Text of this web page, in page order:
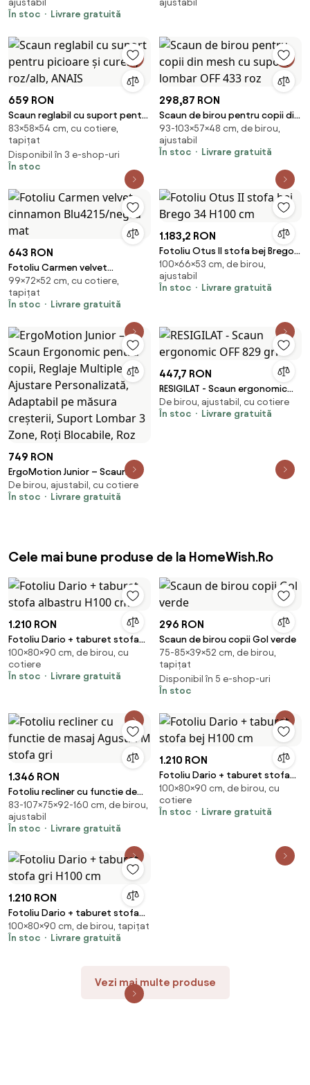
ajustabil
În stoc
Livrare gratuită
ajustabil
659 RON
Scaun reglabil cu suport pentru
picioare şi curele, roz/alb, ANAIS
83×58×54 cm, cu cotiere,
tapițat
Disponibil în 3 e-shop-uri
În stoc
298,87 RON
Scaun de birou pentru copii din
mesh cu suport lombar OFF 433
roz
93-103×57×48 cm, de birou,
ajustabil
În stoc
Livrare gratuită
643 RON
Fotoliu Carmen velvet
cinnamon Blu4215/negru mat
99×72×52 cm, cu cotiere,
tapițat
În stoc
Livrare gratuită
1.183,2 RON
Fotoliu Otus II stofa bej Brego
34 H100 cm
100×66×53 cm, de birou,
ajustabil
În stoc
Livrare gratuită
749 RON
ErgoMotion Junior – Scaun
Ergonomic pentru copii, Reglaje
Multiple, Ajustare
Roz
De birou, ajustabil, cu cotiere
În stoc
Livrare gratuită
447,7 RON
RESIGILAT - Scaun ergonomic
OFF 829 gri
De birou, ajustabil, cu cotiere
În stoc
Livrare gratuită
Cele mai bune produse de la HomeWish.Ro
1.210 RON
Fotoliu Dario + taburet stofa
albastru H100 cm
100×80×90 cm, de birou, cu
cotiere
În stoc
Livrare gratuită
296 RON
Scaun de birou copii Gol verde
75-85×39×52 cm, de birou,
tapițat
Disponibil în 5 e-shop-uri
În stoc
1.346 RON
Fotoliu recliner cu functie de
masaj Agustin M stofa gri
83-107×75×92-160 cm, de birou,
ajustabil
În stoc
Livrare gratuită
1.210 RON
Fotoliu Dario + taburet stofa
bej H100 cm
100×80×90 cm, de birou, cu
cotiere
În stoc
Livrare gratuită
1.210 RON
Fotoliu Dario + taburet stofa
gri H100 cm
100×80×90 cm, de birou, tapițat
În stoc
Livrare gratuită
Vezi mai multe produse